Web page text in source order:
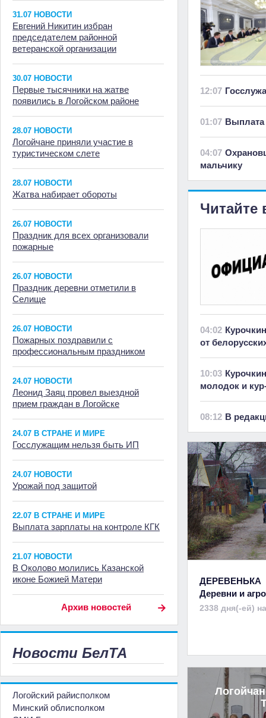
31.07 НОВОСТИ
Евгений Никитин избран
председателем районной
ветеранской организации
30.07 НОВОСТИ
Первые тысячники на жатве
появились в Логойском районе
28.07 НОВОСТИ
Логойчане приняли участие в
туристическом слете
28.07 НОВОСТИ
Жатва набирает обороты
26.07 НОВОСТИ
Праздник для всех организовали
пожарные
26.07 НОВОСТИ
Праздник деревни отметили в
Селище
26.07 НОВОСТИ
Пожарных поздравили с
профессиональным праздником
24.07 НОВОСТИ
Леонид Заяц провел выездной
прием граждан в Логойске
24.07 В СТРАНЕ И МИРЕ
Госслужащим нельзя быть ИП
24.07 НОВОСТИ
Урожай под защитой
22.07 В СТРАНЕ И МИРЕ
Выплата зарплаты на контроле КГК
21.07 НОВОСТИ
В Околово молились Казанской
иконе Божией Матери
Архив новостей
Новости БелТА
Логойский райисполком
Минский облисполком
12:07
01:07 Выплата
04:07
мальчику
Читайте
04:02
от
10:03
молодок и
08:12 В
ДЕРЕВЕНЬКА
Деревни и
2338 дня(-ей)